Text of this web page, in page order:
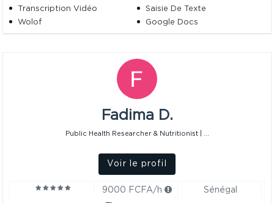
Transcription Vidéo
Saisie De Texte
Wolof
Google Docs
Fadima D.
Public Health Researcher & Nutritionist | ...
Voir le profil
9000 FCFA/h Sénégal